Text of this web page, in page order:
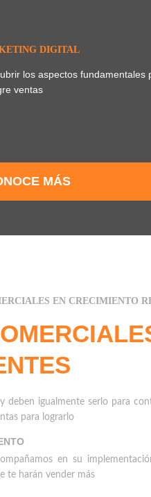
DIGITAL
los aspectos fundamentales
ventas
MÁS
EN CRECIMIENTO
deben igualmente serlo para
para lograrlo
en su
te harán vender más